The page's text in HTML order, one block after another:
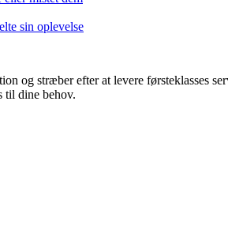
sin oplevelse
og stræber efter at levere førsteklasses
til dine behov.